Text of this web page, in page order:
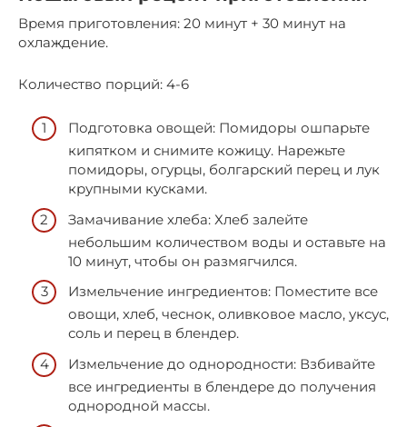
Время приготовления: 20 минут + 30 минут на
охлаждение.
Количество порций: 4-6
Подготовка овощей: Помидоры ошпарьте
кипятком и снимите кожицу. Нарежьте
помидоры, огурцы, болгарский перец и лук
крупными кусками.
Замачивание хлеба: Хлеб залейте
небольшим количеством воды и оставьте на
10 минут, чтобы он размягчился.
Измельчение ингредиентов: Поместите все
овощи, хлеб, чеснок, оливковое масло, уксус,
соль и перец в блендер.
Измельчение до однородности: Взбивайте
все ингредиенты в блендере до получения
однородной массы.